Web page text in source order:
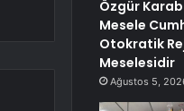
Özgür
Mesele
Otokratik
Meselesidir
Ağustos 5,